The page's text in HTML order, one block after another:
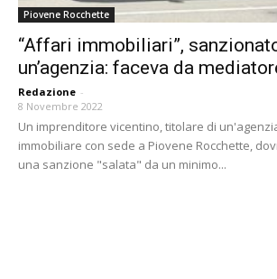
Piovene Rocchette
“Affari immobiliari”,
un’agenzia: faceva da
Redazione -
8 Novembre 2022
Un imprenditore vicentino, titolare di
immobiliare con sede a Piovene Rocchette,
una sanzione "salata" da un minimo...